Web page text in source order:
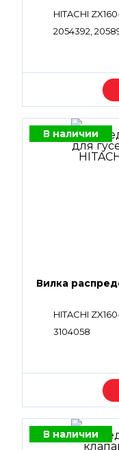
HITACHI
2054392,
В наличии
Вилка
HITACHI
3104058
В наличии